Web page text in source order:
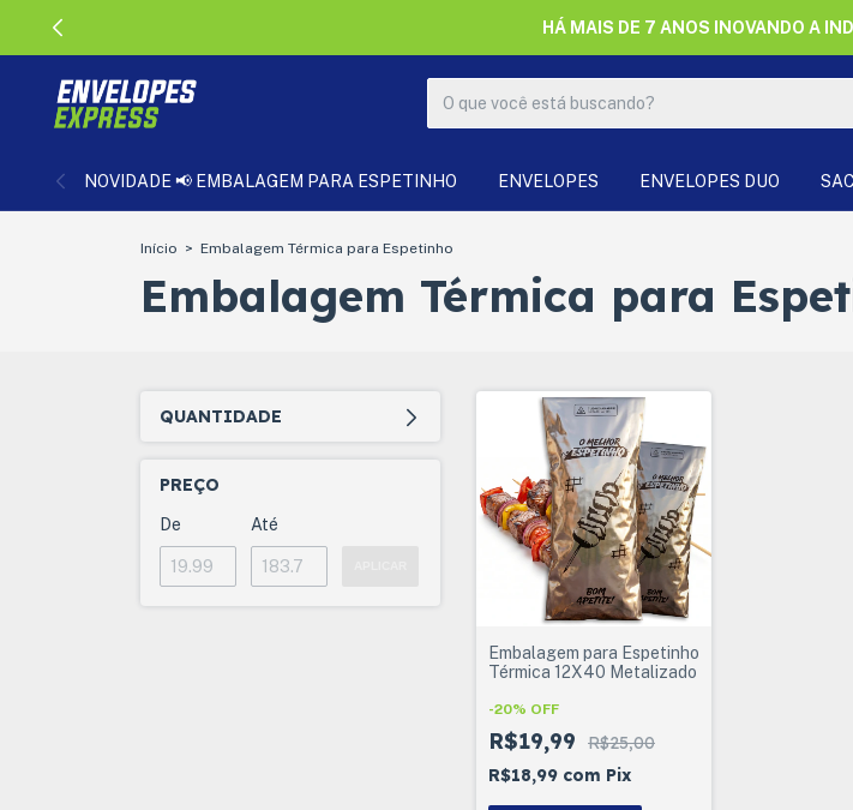
HÁ MAIS DE 7 ANOS INOVANDO A
NOVIDADE 📢 EMBALAGEM PARA ESPETINHO ENVELOPES ENVELOPES DUO
Início > Embalagem Térmica para Espetinho
Embalagem Térmica para
QUANTIDADE
PREÇO
De Até
Embalagem para Espetinho
Térmica 12X40 Metalizado
-20% OFF
R$19,99
R$25,00
R$18,99 com Pix